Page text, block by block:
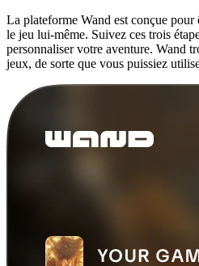
La plateforme Wand est conçue pour
le jeu lui-même. Suivez ces trois
personnaliser votre aventure. Wand
jeux, de sorte que vous puissiez